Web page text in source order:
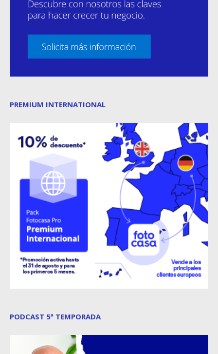
PREMIUM INTERNATIONAL
PODCAST 5ª TEMPORADA